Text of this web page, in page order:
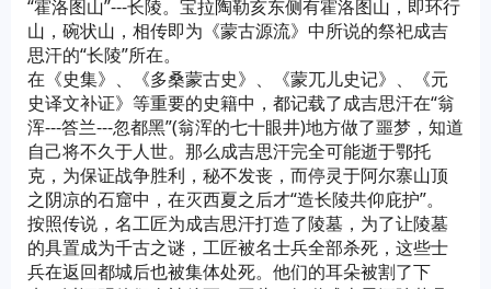
“霍洛图山”---长陵。宝拉陶勒亥东侧有霍洛图山，即环行
山，碗状山，相传即为《蒙古源流》中所说的祭祀成吉
思汗的“长陵”所在。
在《史集》、《多桑蒙古史》、《蒙兀儿史记》、《元
史译文补证》等重要的史籍中，都记载了成吉思汗在“翁
浑---答兰---忽都黑”(翁浑的七十眼井)地方做了噩梦，知道
自己将不久于人世。那么成吉思汗完全可能逝于鄂托
克，为保证战争胜利，秘不发丧，而停灵于阿尔寨山顶
之阴凉的石窟中，在灭西夏之后才“造长陵共仰庇护”。
按照传说，名工匠为成吉思汗打造了陵墓，为了让陵墓
的具置成为千古之谜，工匠被名士兵全部杀死，这些士
兵在返回都城后也被集体处死。他们的耳朵被割了下